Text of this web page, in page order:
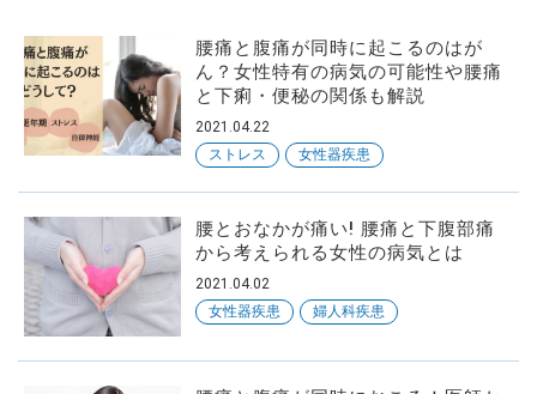
腰痛と腹痛が同時に起こるのはが
ん？女性特有の病気の可能性や腰痛
と下痢・便秘の関係も解説
2021.04.22
ストレス
女性器疾患
腰とおなかが痛い! 腰痛と下腹部痛
から考えられる女性の病気とは
2021.04.02
女性器疾患
婦人科疾患